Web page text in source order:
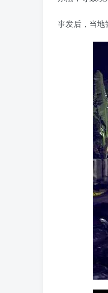
事发后，当地